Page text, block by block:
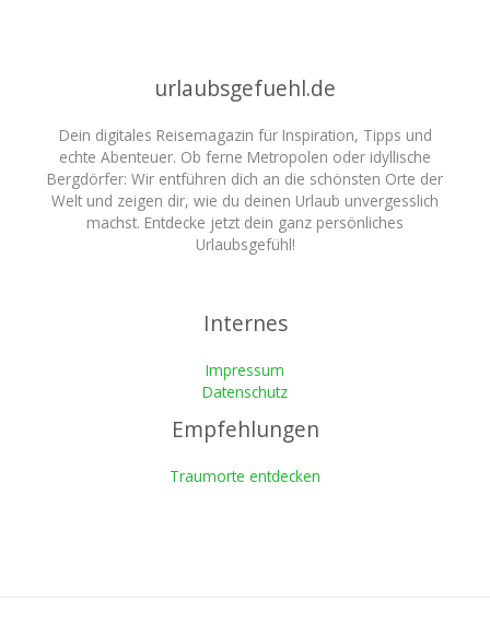
urlaubsgefuehl.de
Dein digitales Reisemagazin für Inspiration, Tipps und
echte Abenteuer. Ob ferne Metropolen oder idyllische
Bergdörfer: Wir entführen dich an die schönsten Orte der
Welt und zeigen dir, wie du deinen Urlaub unvergesslich
machst. Entdecke jetzt dein ganz persönliches
Urlaubsgefühl!
Internes
Impressum
Datenschutz
Empfehlungen
Traumorte entdecken